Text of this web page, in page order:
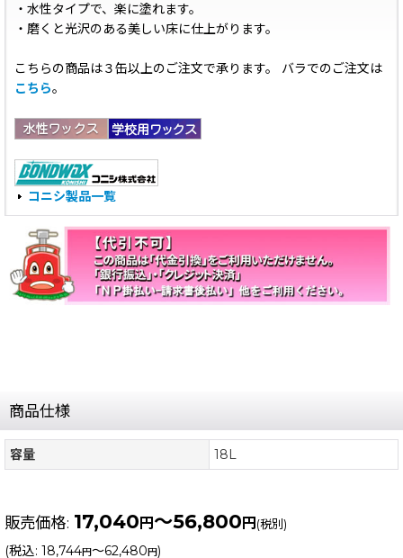
・水性タイプで、楽に塗れます。
・磨くと光沢のある美しい床に仕上がります。
こちらの商品は３缶以上のご注文で承ります。 バラでのご注文は
こちら。
コニシ製品一覧
商品仕様
容量 18L
販売価格: 17,040円～56,800円(税別)
(税込: 18,744円～62,480円)